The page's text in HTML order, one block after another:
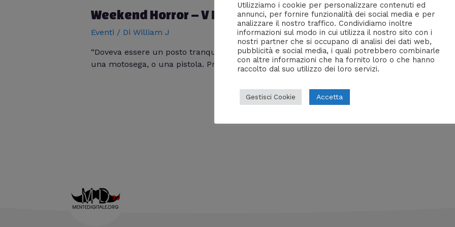
Weekend Horror – V Edizione
Eventi / Di William J
“Doveva essere un posto tranquillo. Vi divertirete, dicevano. Dicevano: è solo un gioco! Non
una motosega, o una pistola. Prima dell’alba, in questa dolce ultima notte che non finirà
Utilizziamo i cookie per personalizzare contenuti ed
annunci, per fornire funzionalità dei social media e per
analizzare il nostro traffico. Condividiamo inoltre
informazioni sul modo in cui utilizza il nostro sito con i
nostri partner che si occupano di analisi dei dati web,
pubblicità e social media, i quali potrebbero combinarle
con altre informazioni che ha fornito loro o che hanno
raccolto dal suo utilizzo dei loro servizi.
Gestisci Cookie Accetta